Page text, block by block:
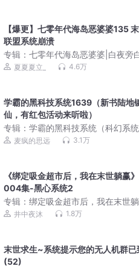
【爆更】七零年代海岛恶婆婆135
联盟系统崩溃
专辑：七零年代海岛恶婆婆|白夜旁
有梗爆笑|年代文|无CP|婆婆文|多人
夏夏夏立_ 4.6万
学霸的黑科技系统1639（新书陆地
仙，有红包活动来听啦）
专辑：学霸的黑科技系统（科幻系统
麦疯的思远 3.1万
《绑定吸金超市后，我在末世躺赢
004集-黑心系统2
专辑：绑定吸金超市后，我在末世
复仇 | 末世 | 重生 | 系统 | 爽文
井中夜沐 1.8万
末世求生~系统提示您的无人机群已
(52)